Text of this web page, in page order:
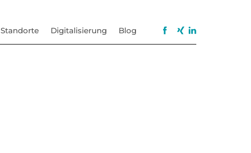
Standorte Digitalisierung Blog